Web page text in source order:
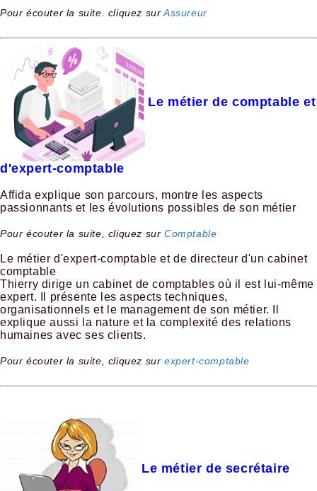
Pour écouter la suite. cliquez surAssureur
Le métier de comptable et
d'expert-comptable
Affida explique son parcours, montre les aspects
passionnants et les évolutions possibles de son métier
Pour écouter la suite, cliquez surComptable
Le métier d'expert-comptable et de directeur d'un cabinet
comptable
Thierry dirige un cabinet de comptables où il est lui-même
expert. Il présente les aspects techniques,
organisationnels et le management de son métier. Il
explique aussi la nature et la complexité des relations
humaines avec ses clients.
Pour écouter la suite, cliquez surexpert-comptable
Le métier de secrétaire